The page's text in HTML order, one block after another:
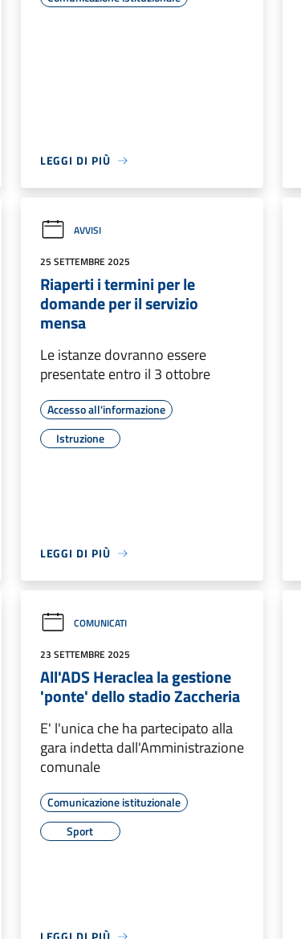
LEGGI DI PIÙ
AVVISI
25 SETTEMBRE 2025
Riaperti i termini per le
domande per il servizio
mensa
Le istanze dovranno essere
presentate entro il 3 ottobre
Accesso all'informazione
Istruzione
LEGGI DI PIÙ
COMUNICATI
23 SETTEMBRE 2025
All'ADS Heraclea la gestione
'ponte' dello stadio Zaccheria
E' l'unica che ha partecipato alla
gara indetta dall'Amministrazione
comunale
Comunicazione istituzionale
Sport